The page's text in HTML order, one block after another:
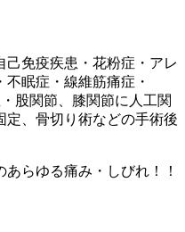
免疫疾患・花粉症・アレ
眠症・線維筋痛症・
股関節、膝関節に人工関
定、骨切り術などの手術後
らゆる痛み・しびれ！！